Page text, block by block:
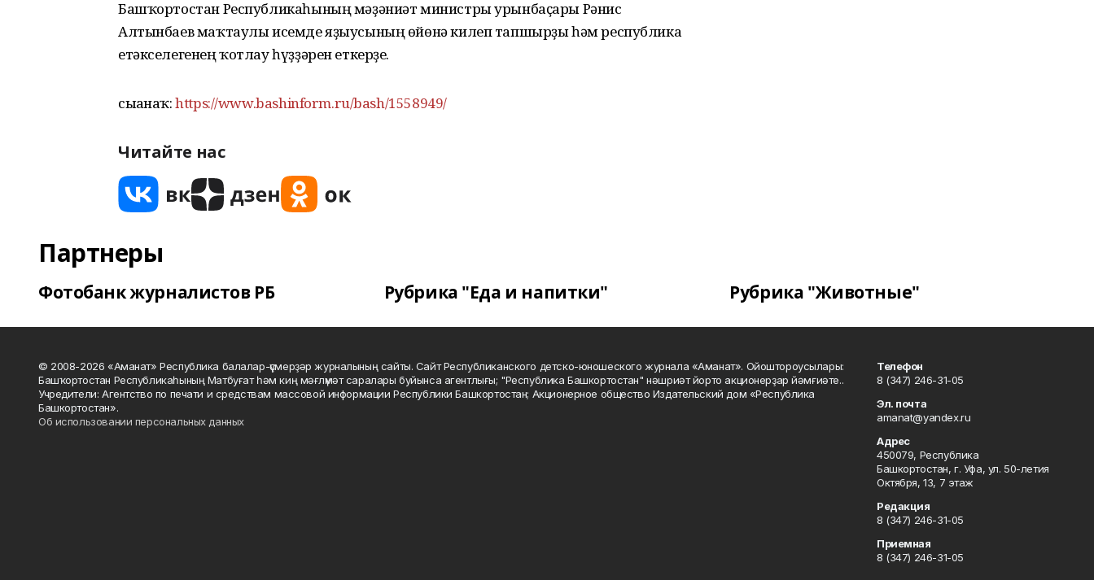
Башҡортостан Республикаһының мәҙәниәт министры урынбаҫары Рәнис
Алтынбаев маҡтаулы исемде яҙыусының өйөнә килеп тапшырҙы һәм республика
етәкселегенең ҡотлау һүҙҙәрен еткерҙе.
сығанаҡ:https://www.bashinform.ru/bash/1558949/
Читайте нас
Партнеры
Фотобанк журналистов РБ Рубрика "Еда и напитки" Рубрика "Животные"
© 2008-2026 «Аманат» Республика балалар-үҫмерҙәр журналының сайты. Сайт Республиканского детско-юношеского журнала «Аманат». Ойоштороусылары:
Башҡортостан Республикаһының Матбуғат һәм киң мәғлүмәт саралары буйынса агентлығы; "Республика Башкортостан" нәшриәт йорто акционерҙар йәмғиәте..
Учредители: Агентство по печати и средствам массовой информации Республики Башкортостан; Акционерное общество Издательский дом «Республика
Башкортостан».
Об использовании персональных данных
Телефон
8 (347) 246-31-05
Эл. почта
amanat@yandex.ru
Адрес
450079, Республика
Башкортостан, г. Уфа, ул. 50-летия
Октября, 13, 7 этаж
Редакция
8 (347) 246-31-05
Приемная
8 (347) 246-31-05